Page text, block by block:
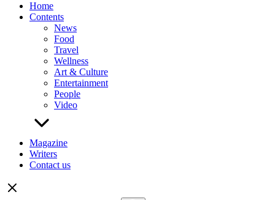
Home
Contents
News
Food
Travel
Wellness
Art & Culture
Entertainment
People
Video
Magazine
Writers
Contact us